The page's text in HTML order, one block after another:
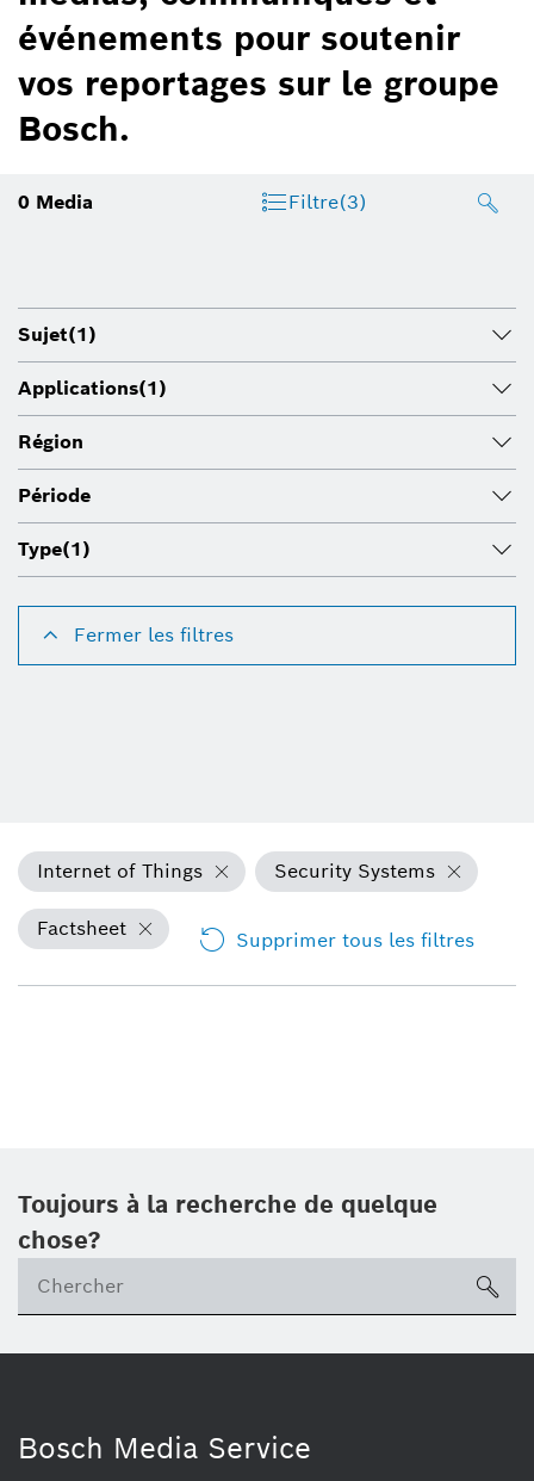
événements pour soutenir
vos reportages sur le groupe
Bosch.
0 Media Filtre(3)
Sujet(1)
Applications(1)
Région
Période
Type(1)
Fermer les filtres
Internet of Things Security Systems
Factsheet Supprimer tous les filtres
Toujours à la recherche de quelque
chose?
Bosch Media Service